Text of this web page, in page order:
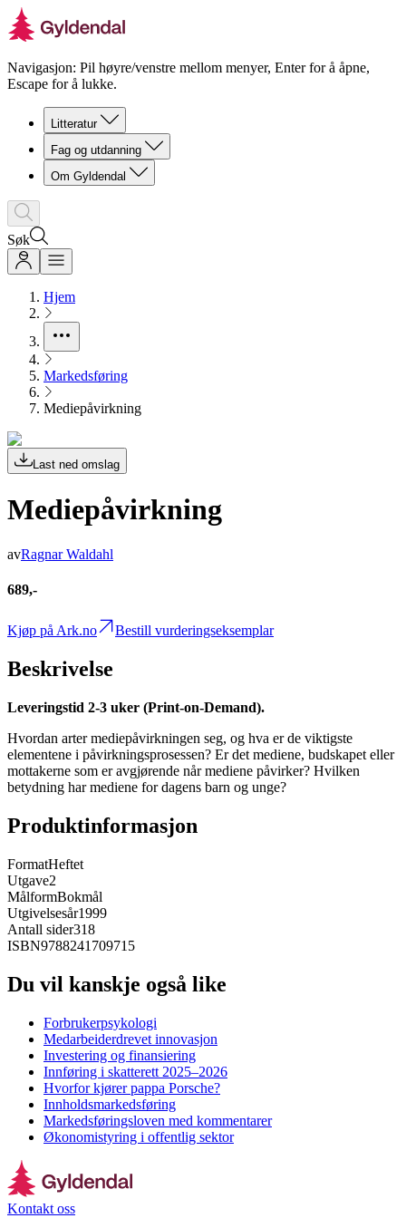
Navigasjon: Pil høyre/venstre mellom menyer, Enter for å åpne,
Escape for å lukke.
Litteratur
Fag og utdanning
Om Gyldendal
Søk
Hjem
Markedsføring
Mediepåvirkning
Last ned omslag
Mediepåvirkning
avRagnar Waldahl
689,-
Kjøp på Ark.no Bestill vurderingseksemplar
Beskrivelse
Leveringstid 2-3 uker (Print-on-Demand).
Hvordan arter mediepåvirkningen seg, og hva er de viktigste
elementene i påvirkningsprosessen? Er det mediene, budskapet eller
mottakerne som er avgjørende når mediene påvirker? Hvilken
betydning har mediene for dagens barn og unge?
Produktinformasjon
FormatHeftet
Utgave2
MålformBokmål
Utgivelsesår1999
Antall sider318
ISBN9788241709715
Du vil kanskje også like
Forbrukerpsykologi
Medarbeiderdrevet innovasjon
Investering og finansiering
Innføring i skatterett 2025–2026
Hvorfor kjører pappa Porsche?
Innholdsmarkedsføring
Markedsføringsloven med kommentarer
Økonomistyring i offentlig sektor
Kontakt oss